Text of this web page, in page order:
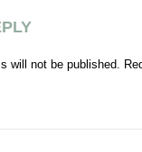
will not be published.